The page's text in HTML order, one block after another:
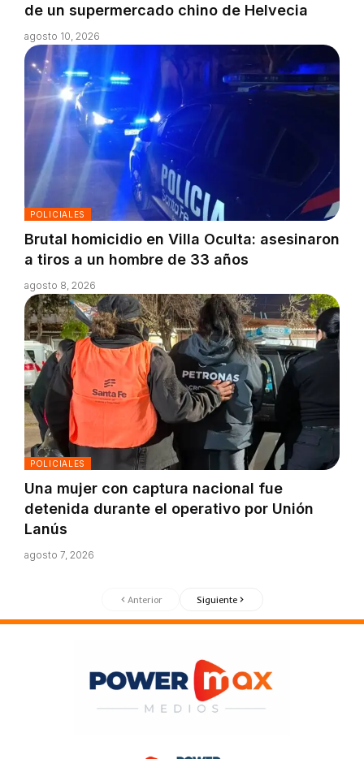
de un supermercado chino de Helvecia
agosto 10, 2026
POLICIALES
Brutal homicidio en Villa Oculta: asesinaron
a tiros a un hombre de 33 años
agosto 8, 2026
POLICIALES
Una mujer con captura nacional fue
detenida durante el operativo por Unión
Lanús
agosto 7, 2026
Anterior Siguiente